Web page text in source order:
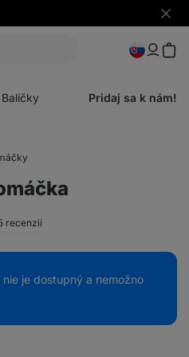
Skryť
Balíčky Pridaj sa k nám!
recenzií
je dostupný a nemožno